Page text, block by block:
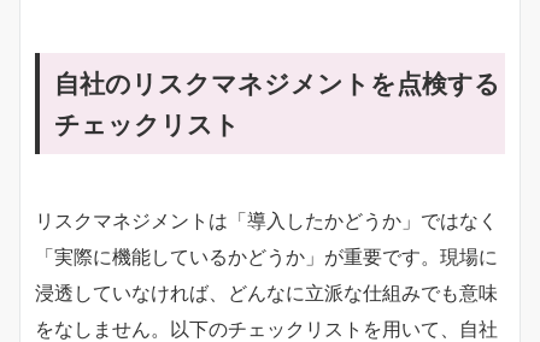
自社のリスクマネジメントを点検する
チェックリスト
リスクマネジメントは「導入したかどうか」ではなく
「実際に機能しているかどうか」が重要です。現場に
浸透していなければ、どんなに立派な仕組みでも意味
をなしません。以下のチェックリストを用いて、自社